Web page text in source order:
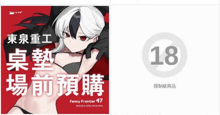
限制級商品
18